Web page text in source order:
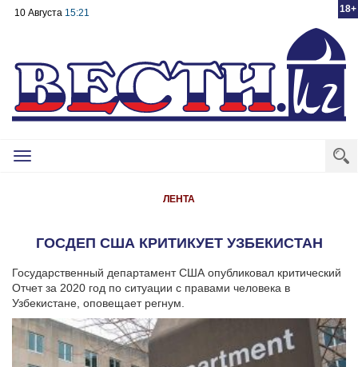
18+
10 Августа 15:21
Toggle
ЛЕНТА
ГОСДЕП США КРИТИКУЕТ УЗБЕКИСТАН
Государственный департамент США опубликовал критический
Отчет за 2020 год по ситуации с правами человека в
Узбекистане, оповещает регнум.